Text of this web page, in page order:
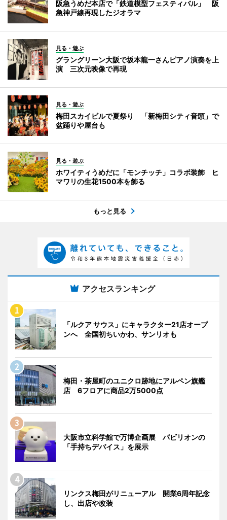
阪急うめだ本店で「鉄道模型フェスティバル」 阪
急神戸線再現したジオラマ
見る・遊ぶ
グラングリーン大阪で坂本龍一さんピアノ演奏を上
演 三次元映像で再現
見る・遊ぶ
梅田スカイビルで夏祭り 「新梅田シティ音頭」で
盆踊りや屋台も
見る・遊ぶ
ホワイティうめだに「モンチッチ」コラボ装飾 ヒ
マワリの生花1500本を飾る
もっと見る
アクセスランキング
「ルクア サウス」にキャラクター21店オープ
ンへ 全国初ちいかわ、サンリオも
梅田・茶屋町のユニクロ跡地にアルペン旗艦
店 6フロアに商品2万5000点
大阪市立科学館で万博企画展 パビリオンの
「手持ちデバイス」を展示
リンクス梅田がリニューアル 開業6周年記念
し、出店や改装